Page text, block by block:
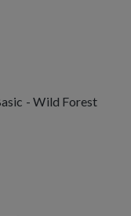
- Wild Forest